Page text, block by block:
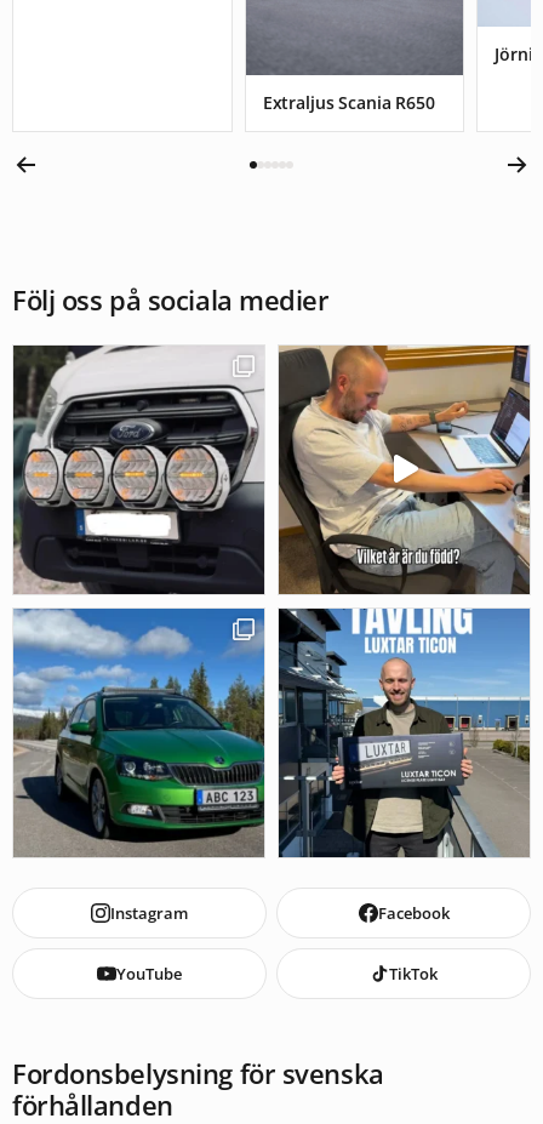
Extraljus Scania R650
Följ oss på sociala medier
Instagram Facebook
YouTube TikTok
Fordonsbelysning för svenska
förhållanden